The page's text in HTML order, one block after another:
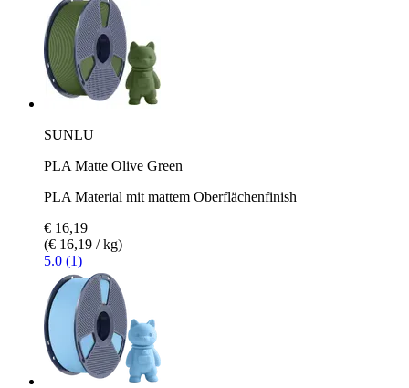
SUNLU
PLA Matte Olive Green
PLA Material mit mattem Oberflächenfinish
€ 16,19
(€ 16,19 / kg)
5.0 (1)